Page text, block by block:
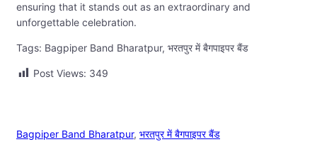
ensuring that it stands out as an extraordinary and
unforgettable celebration.
Tags: Bagpiper Band Bharatpur, भरतपुर में बैगपाइपर बैंड
Post Views: 349
Bagpiper Band Bharatpur, भरतपुर में बैगपाइपर बैंड